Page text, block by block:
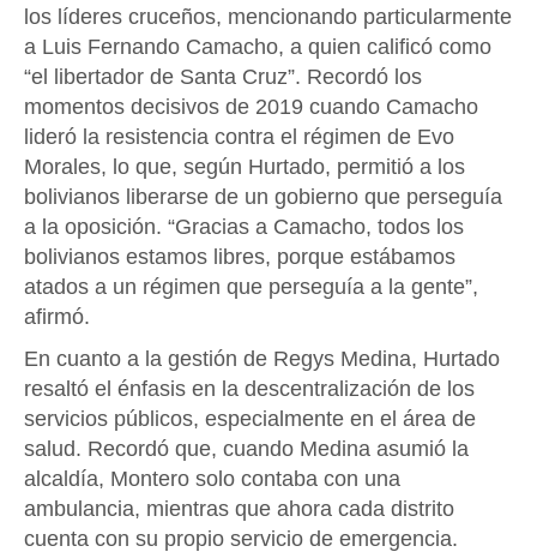
los líderes cruceños, mencionando particularmente
a Luis Fernando Camacho, a quien calificó como
“el libertador de Santa Cruz”. Recordó los
momentos decisivos de 2019 cuando Camacho
lideró la resistencia contra el régimen de Evo
Morales, lo que, según Hurtado, permitió a los
bolivianos liberarse de un gobierno que perseguía
a la oposición. “Gracias a Camacho, todos los
bolivianos estamos libres, porque estábamos
atados a un régimen que perseguía a la gente”,
afirmó.
En cuanto a la gestión de Regys Medina, Hurtado
resaltó el énfasis en la descentralización de los
servicios públicos, especialmente en el área de
salud. Recordó que, cuando Medina asumió la
alcaldía, Montero solo contaba con una
ambulancia, mientras que ahora cada distrito
cuenta con su propio servicio de emergencia.